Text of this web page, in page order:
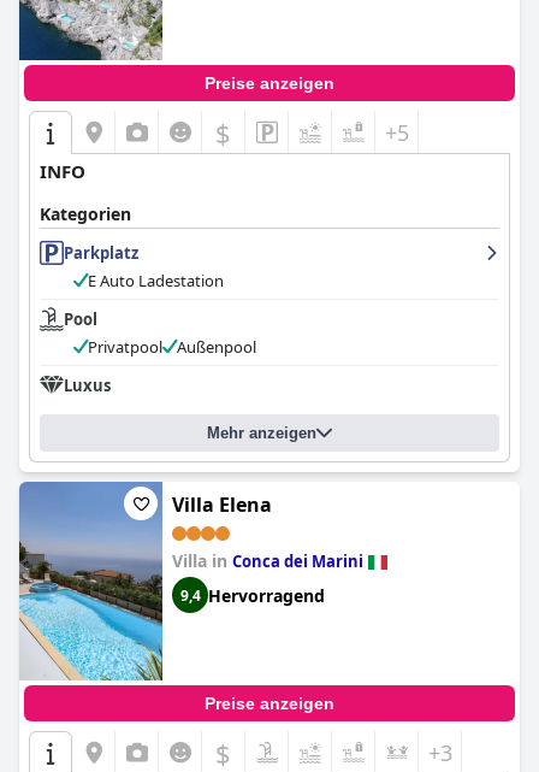
Preise anzeigen
$ +5
INFO
Kategorien
Parkplatz
E Auto Ladestation
Pool
Privatpool
Außenpool
Luxus
Mehr anzeigen
Villa Elena
Villa in Conca dei Marini
9,4 Hervorragend
Preise anzeigen
$ +3